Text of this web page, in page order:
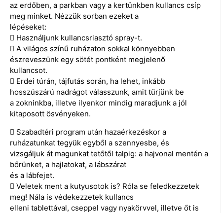
az erdőben, a parkban vagy a kertünkben kullancs csíp
meg minket. Nézzük sorban ezeket a
lépéseket:
 Használjunk kullancsriasztó spray-t.
 A világos színű ruházaton sokkal könnyebben
észreveszünk egy sötét pontként megjelenő
kullancsot.
 Erdei túrán, tájfutás során, ha lehet, inkább
hosszúszárú nadrágot válasszunk, amit tűrjünk be
a zokninkba, illetve ilyenkor mindig maradjunk a jól
kitaposott ösvényeken.
 Szabadtéri program után hazaérkezéskor a
ruházatunkat tegyük egyből a szennyesbe, és
vizsgáljuk át magunkat tetőtől talpig: a hajvonal mentén a
bőrünket, a hajlatokat, a lábszárat
és a lábfejet.
 Veletek ment a kutyusotok is? Róla se feledkezzetek
meg! Nála is védekezzetek kullancs
elleni tablettával, cseppel vagy nyakörvvel, illetve őt is